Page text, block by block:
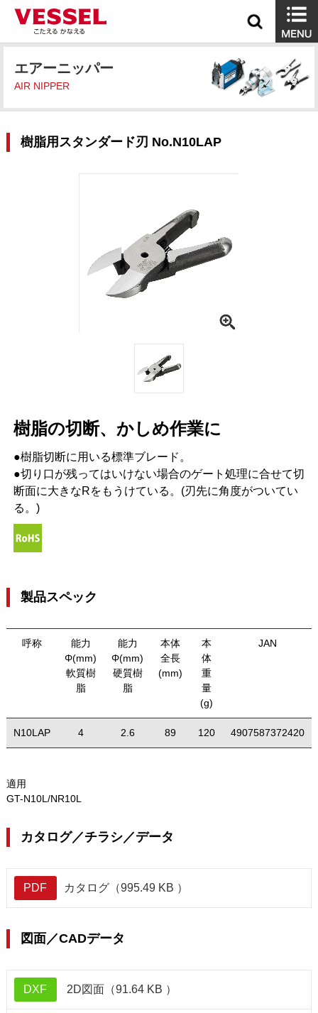
エアーニッパー
AIR NIPPER
樹脂用スタンダード刃 No.N10LAP
樹脂の切断、かしめ作業に
●樹脂切断に用いる標準ブレード。
●切り口が残ってはいけない場合のゲート処理に合せて切
断面に大きなRをもうけている。(刃先に角度がついてい
る。)
製品スペック
呼称
能力
Φ(mm)
軟質樹
脂
能力
Φ(mm)
硬質樹
脂
本体
全長
(mm)
本
体
重
量
(g)
JAN
N10LAP 4 2.6 89 120 4907587372420
適用
GT-N10L/NR10L
カタログ／チラシ／データ
PDF カタログ（995.49 KB ）
図面／CADデータ
DXF 2D図面（91.64 KB ）